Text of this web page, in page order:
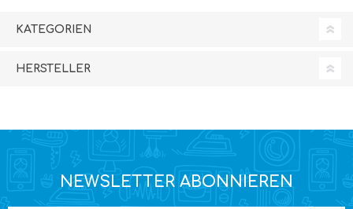
KATEGORIEN
HERSTELLER
NEWSLETTER ABONNIEREN